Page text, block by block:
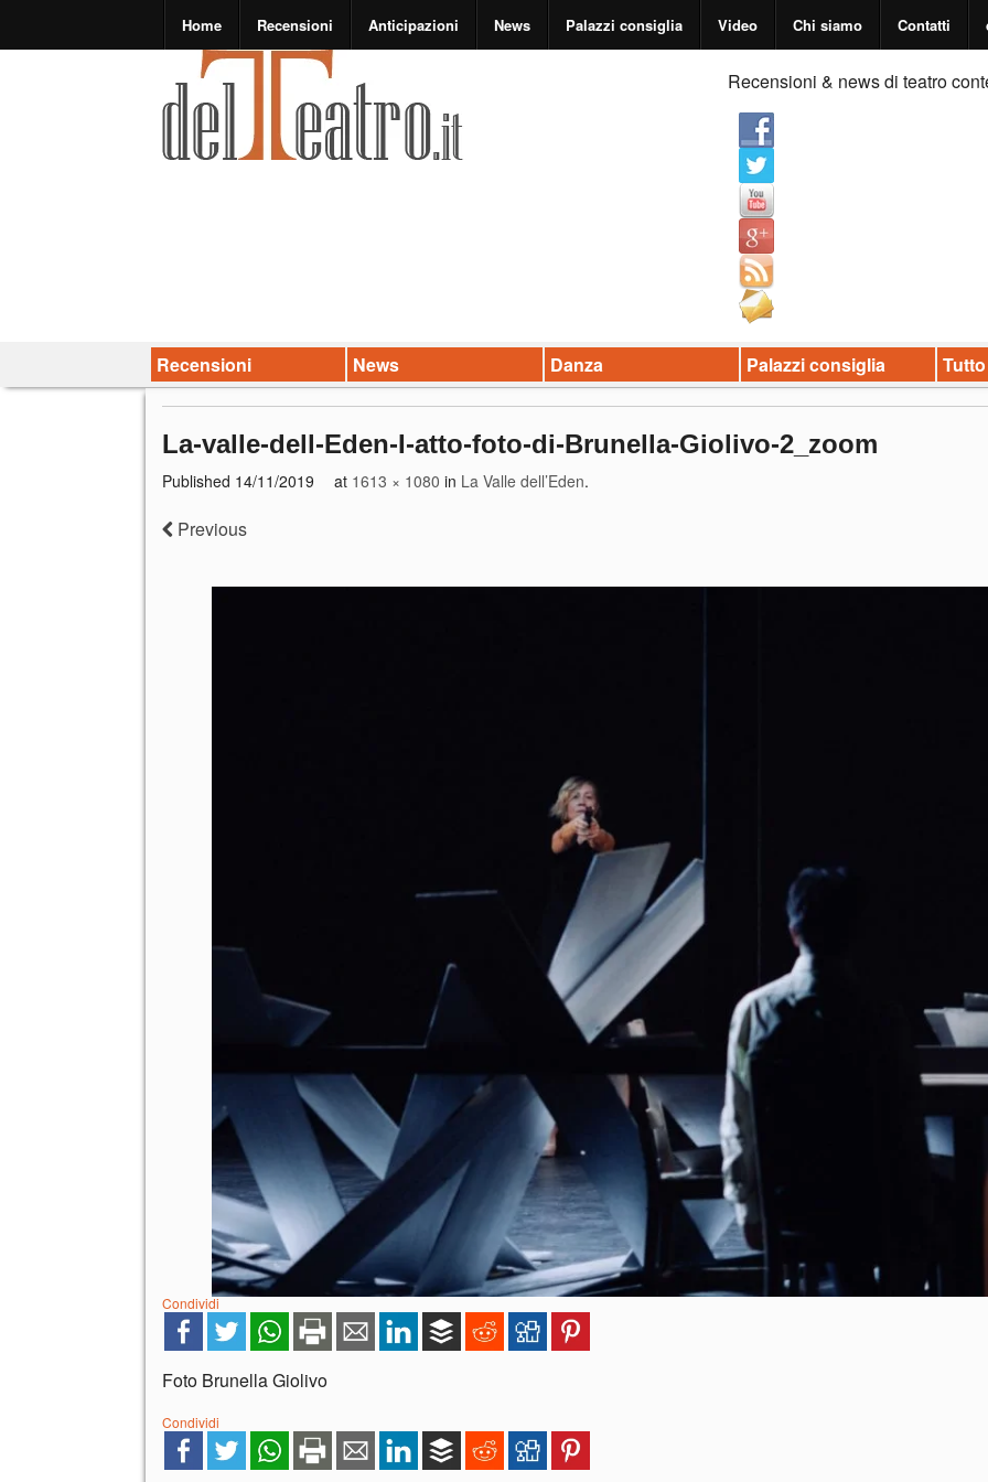
Home Recensioni Anticipazioni News Palazzi consiglia Video Chi siamo Contatti
Recensioni & news di teatro
Recensioni News Danza Palazzi consiglia
La-valle-dell-Eden-I-atto-foto-di-Brunella-Giolivo-2_zoom
Published 14/11/2019 at 1613 × 1080 in La Valle dell’Eden.
Previous
Condividi
Foto Brunella Giolivo
Condividi